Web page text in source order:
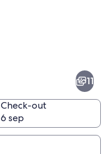
11
Check-out
6 sep